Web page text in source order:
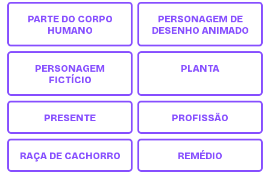
PARTE DO CORPO
HUMANO
PERSONAGEM DE
DESENHO ANIMADO
PERSONAGEM
FICTÍCIO
PLANTA
PRESENTE PROFISSÃO
RAÇA DE CACHORRO REMÉDIO